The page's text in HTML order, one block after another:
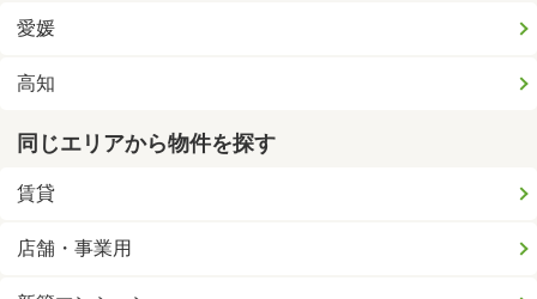
愛媛
高知
同じエリアから物件を探す
賃貸
店舗・事業用